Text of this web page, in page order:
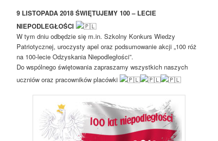
9 LISTOPADA 2018 ŚWIĘTUJEMY 100 – LECIE
NIEPODLEGŁOŚCI
W tym dniu odbędzie się m.in. Szkolny Konkurs Wiedzy
Patriotycznej, uroczysty apel oraz podsumowanie akcji „100 róż
na 100-lecie Odzyskania Niepodległości”.
Do wspólnego świętowania zapraszamy wszystkich naszych
uczniów oraz pracowników placówki